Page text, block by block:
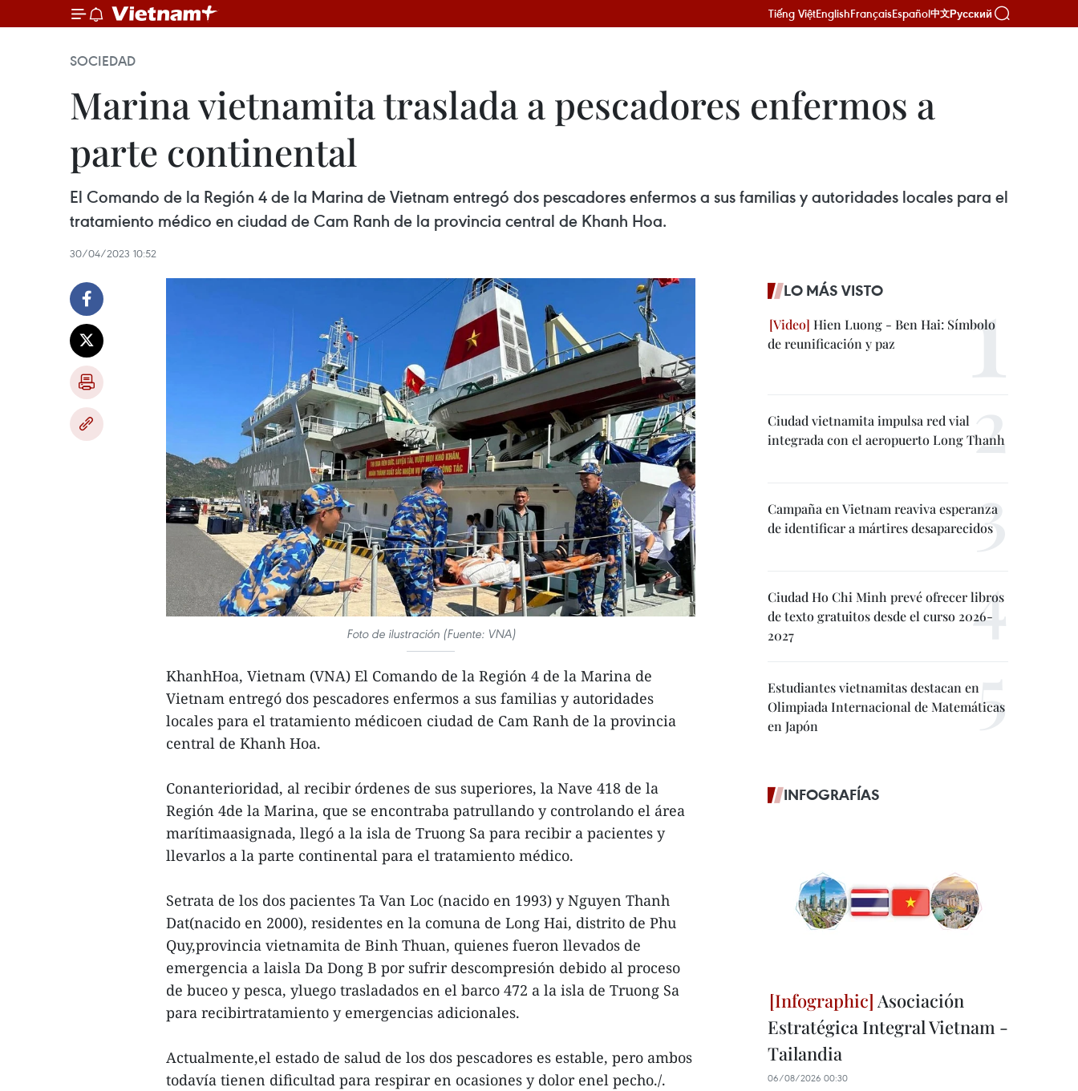
Tiếng ViệtEnglishFrançaisEspañol中文Русский
SOCIEDAD
Marina vietnamita traslada a pescadores enfermos a
parte continental
El Comando de la Región 4 de la Marina de Vietnam entregó dos pescadores enfermos a sus familias y autoridades locales para el
tratamiento médico en ciudad de Cam Ranh de la provincia central de Khanh Hoa.
30/04/2023 10:52
Foto de ilustración (Fuente: VNA)
KhanhHoa, Vietnam (VNA) El Comando de la Región 4 de la Marina de
Vietnam entregó dos pescadores enfermos a sus familias y autoridades
locales para el tratamiento médicoen ciudad de Cam Ranh de la provincia
central de Khanh Hoa.
Conanterioridad, al recibir órdenes de sus superiores, la Nave 418 de la
Región 4de la Marina, que se encontraba patrullando y controlando el área
marítimaasignada, llegó a la isla de Truong Sa para recibir a pacientes y
llevarlos a la parte continental para el tratamiento médico.
Setrata de los dos pacientes Ta Van Loc (nacido en 1993) y Nguyen Thanh
Dat(nacido en 2000), residentes en la comuna de Long Hai, distrito de Phu
Quy,provincia vietnamita de Binh Thuan, quienes fueron llevados de
emergencia a laisla Da Dong B por sufrir descompresión debido al proceso
de buceo y pesca, yluego trasladados en el barco 472 a la isla de Truong Sa
para recibirtratamiento y emergencias adicionales.
Actualmente,el estado de salud de los dos pescadores es estable, pero ambos
todavía tienen dificultad para respirar en ocasiones y dolor enel pecho./.
LO MÁS VISTO
Hien Luong - Ben Hai: Símbolo
de reunificación y paz
Ciudad vietnamita impulsa red vial
integrada con el aeropuerto Long Thanh
Campaña en Vietnam reaviva esperanza
de identificar a mártires desaparecidos
Ciudad Ho Chi Minh prevé ofrecer libros
de texto gratuitos desde el curso 2026-
2027
Estudiantes vietnamitas destacan en
Olimpiada Internacional de Matemáticas
en Japón
INFOGRAFÍAS
Asociación
Estratégica Integral Vietnam -
Tailandia
06/08/2026 00:30